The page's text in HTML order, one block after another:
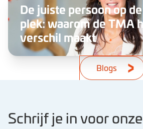
De juiste persoon op
plek: waarom de TMA
verschil maakt
Blogs
Schrijf je in voor onze